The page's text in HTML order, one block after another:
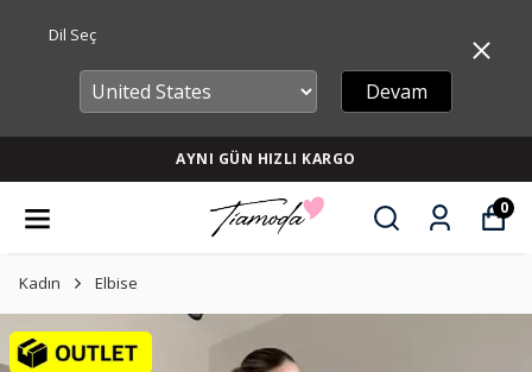
Dil Seç
Devam
AYNI GÜN HIZLI KARGO
0
Kadın Elbise